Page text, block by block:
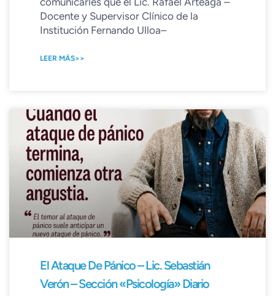
Docente y Supervisor Clínico de la
Institución Fernando Ulloa–
LEER MÁS>>
El Ataque De Pánico – Lic. Sebastián
Verón – Sección «Psicología» Diario